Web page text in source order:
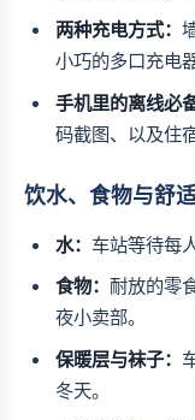
两种充电方式：
小巧的多口充电
手机里的离线必
码截图、以及住
饮水、食物与舒
水： 车站等待每
食物：耐放的零
夜小卖部。
保暖层与袜子：
冬天。